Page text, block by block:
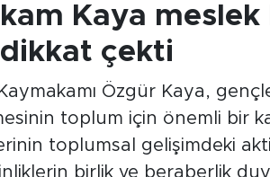
Kaya
çekti
Özgür Kaya,
toplum için önemli bir
toplumsal gelişimdeki
birlik ve beraberlik